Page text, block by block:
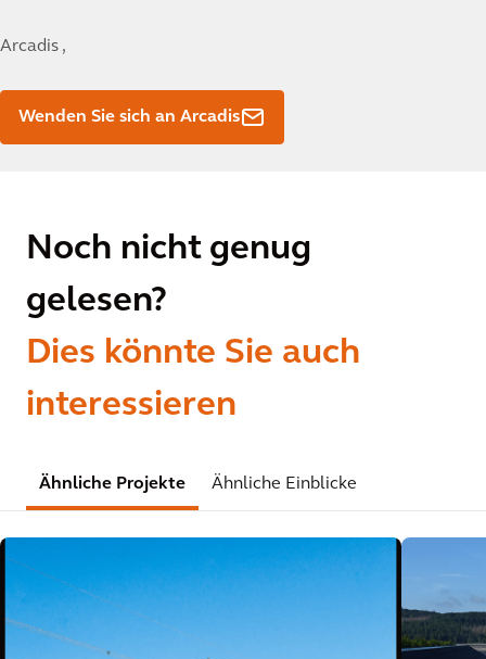
Arcadis ,
Wenden Sie sich an Arcadis
Noch nicht genug
gelesen?
Dies könnte Sie auch
interessieren
Ähnliche Projekte Ähnliche Einblicke